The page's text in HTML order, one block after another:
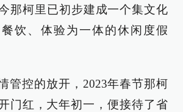
那柯里已初步建成一个集文化
饮、体验为一体的休闲度假
管控的放开，2023年春节那柯
门红，大年初一，便接待了省